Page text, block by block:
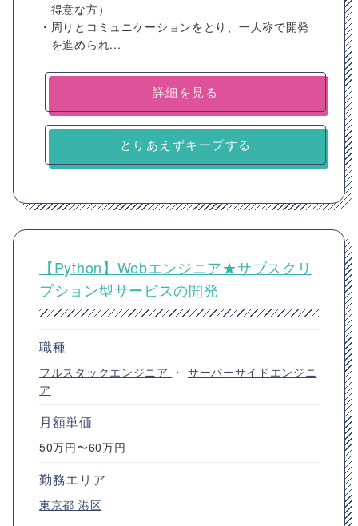
得意な方）
・周りとコミュニケーションをとり、一人称で開発
を進められ...
詳細を見る
とりあえずキープする
【Python】Webエンジニア★サブスクリ
プション型サービスの開発
職種
フルスタックエンジニア ・ サーバーサイドエンジニ
ア
月額単価
50万円〜60万円
勤務エリア
東京都 港区